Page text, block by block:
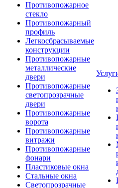
Противопожарное
стекло
Противопожарный
профиль
Легкосбрасываемые
конструкции
Противопожарные
металлические
двери
Противопожарные
светопрозрачные
двери
Противопожарные
ворота
Противопожарные
витражи
Противопожарные
фонари
Пластиковые окна
Стальные окна
Светопрозрачные